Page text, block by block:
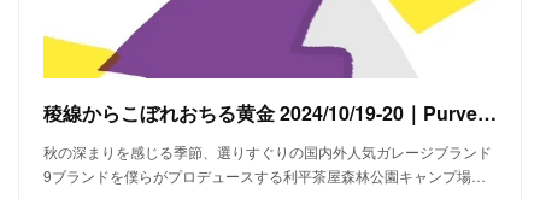
稜線からこぼれおちる黄金 2024/10/19-20｜Purveyors
秋の深まりを感じる季節、選りすぐりの国内外人気ガレージブランド
9ブランドを僕らがプロデュースする利平茶屋森林公園キャンプ場…